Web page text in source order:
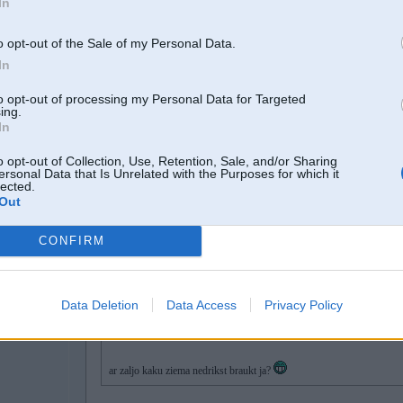
opt-out of the Sale of my Personal Data.
opt-out of processing my Personal Data for Targeted
opt-out of Collection, Use, Retention, Sale, and/or Sharing
Data that Is Unrelated with the Purposes for which it
CONFIRM
Data Deletion Data Access Privacy Policy
29. Aug 2015, 19:38
29 Aug 2015, 19:25:12 Fashion rakstīja:
29 Aug 2015, 19:04:51 Fashion rakstīja:
Nesaprotu kāpēc jāpērk tādi sroti, nopērc normālu auto un
#daudz_naudas
ar zaljo kaku ziema nedrikst braukt ja?